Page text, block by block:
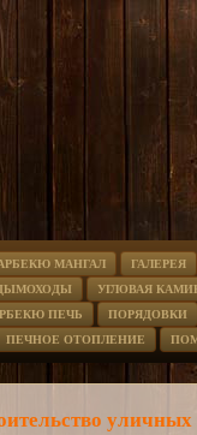
МАНГАЛ ГАЛЕРЕЯ
УГЛОВАЯ
ПЕЧЬ ПОРЯДОВКИ
ПЕЧНОЕ ОТОПЛЕНИЕ